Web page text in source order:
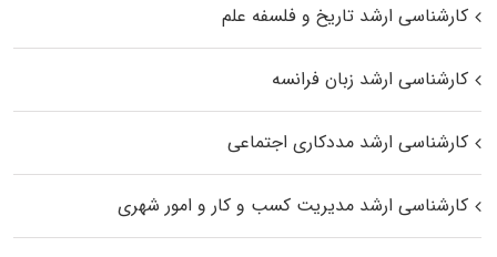
کارشناسی ارشد تاریخ و فلسفه علم
کارشناسی ارشد زبان فرانسه
کارشناسی ارشد مددکاری اجتماعی
کارشناسی ارشد مدیریت کسب و کار و امور شهری